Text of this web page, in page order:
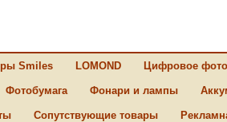
Smiles LOMOND Цифровое фото
Фотобумага Фонари и лампы
Сопутствующие товары